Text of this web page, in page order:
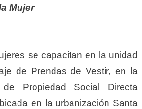
Mujer
se capacitan en la unidad
de Prendas de Vestir, en la
de Propiedad Social Directa
en la urbanización Santa